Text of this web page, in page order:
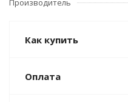
Производитель
Как купить
Оплата